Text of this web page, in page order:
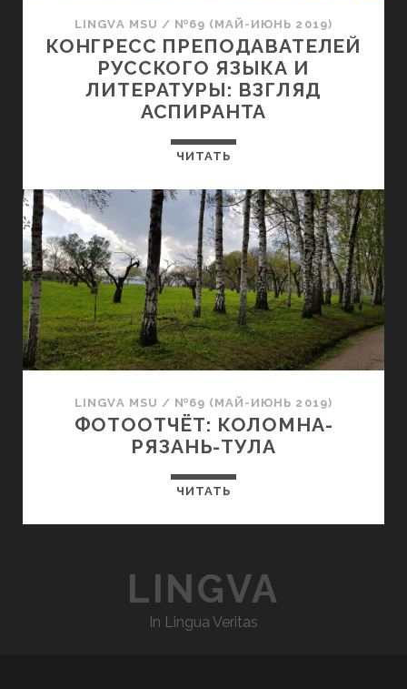
LINGVA MSU / №69 (МАЙ-ИЮНЬ 2019)
КОНГРЕСС ПРЕПОДАВАТЕЛЕЙ
РУССКОГО ЯЗЫКА И
ЛИТЕРАТУРЫ: ВЗГЛЯД
АСПИРАНТА
ЧИТАТЬ
LINGVA MSU / №69 (МАЙ-ИЮНЬ 2019)
ФОТООТЧЁТ: КОЛОМНА-
РЯЗАНЬ-ТУЛА
ЧИТАТЬ
LINGVA
In Lingua Veritas